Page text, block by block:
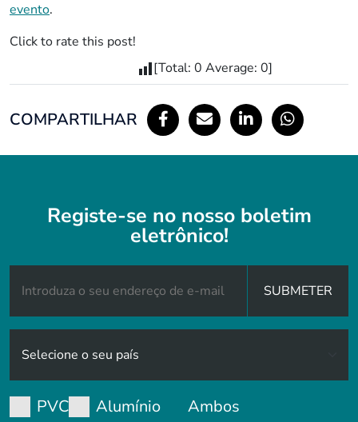
evento.
Click to rate this post!
[Total: 0 Average: 0]
COMPARTILHAR
Registe-se no nosso boletim
eletrônico!
SUBMETER
PVC Alumínio Ambos